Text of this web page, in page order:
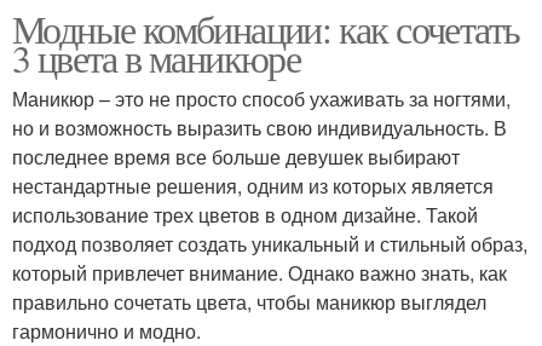
Модные комбинации: как сочетать
3 цвета в маникюре
Маникюр – это не просто способ ухаживать за ногтями,
но и возможность выразить свою индивидуальность. В
последнее время все больше девушек выбирают
нестандартные решения, одним из которых является
использование трех цветов в одном дизайне. Такой
подход позволяет создать уникальный и стильный образ,
который привлечет внимание. Однако важно знать, как
правильно сочетать цвета, чтобы маникюр выглядел
гармонично и модно.